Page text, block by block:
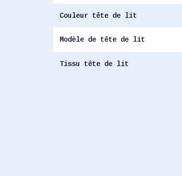
Couleur tête de lit
Modèle de tête de lit
Tissu tête de lit